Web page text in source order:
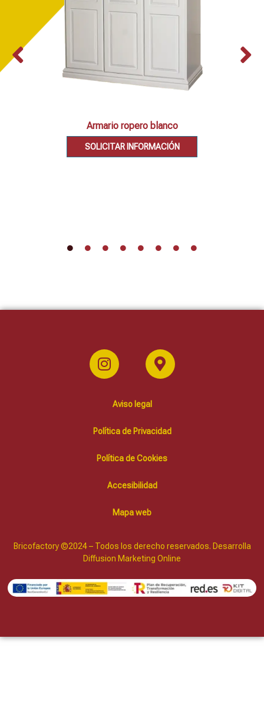
Armario ropero blanco
SOLICITAR INFORMACIÓN
Aviso legal
Política de Privacidad
Política de Cookies
Accesibilidad
Mapa web
Bricofactory ©2024 – Todos los derecho reservados. Desarrolla
Diffusion Marketing Online